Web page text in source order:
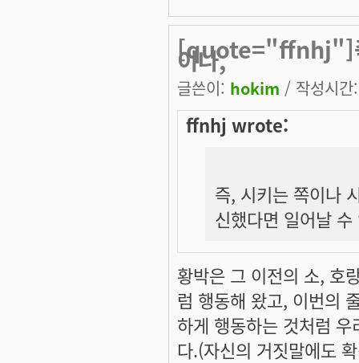
[quote="ffnhj"]즉
이나,
글쓴이: hokim / 작성시
ffnhj wrote:
즉, 시키는 쪽이나
신했다면 일어날
황박은 그 이전의 소, 호
럼 행동해 왔고, 이번의
하게 행동하는 것처럼
다.(자신의 거짓말에도